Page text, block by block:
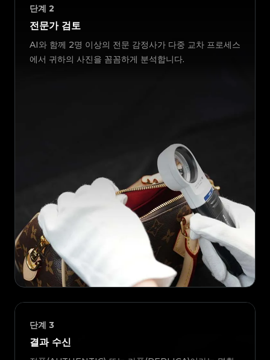
단계 2
전문가 검토
AI와 함께 2명 이상의 전문 감정사가 다중 교차 프로세스
에서 귀하의 사진을 꼼꼼하게 분석합니다.
단계 3
결과 수신